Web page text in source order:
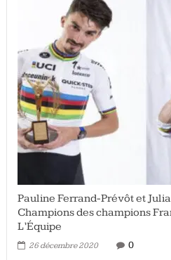
Pauline Ferrand-Prévôt et
Champions des champions
L’Équipe
26 décembre 2020 0